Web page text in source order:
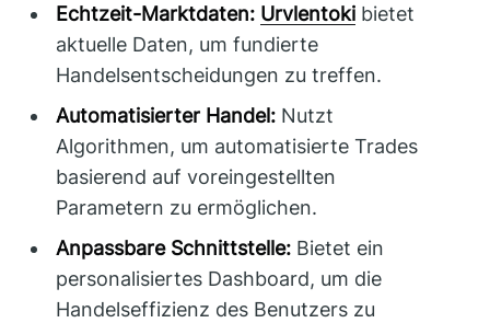
Echtzeit-Marktdaten: Urvlentoki bietet
aktuelle Daten, um fundierte
Handelsentscheidungen zu treffen.
Automatisierter Handel: Nutzt
Algorithmen, um automatisierte Trades
basierend auf voreingestellten
Parametern zu ermöglichen.
Anpassbare Schnittstelle: Bietet ein
personalisiertes Dashboard, um die
Handelseffizienz des Benutzers zu